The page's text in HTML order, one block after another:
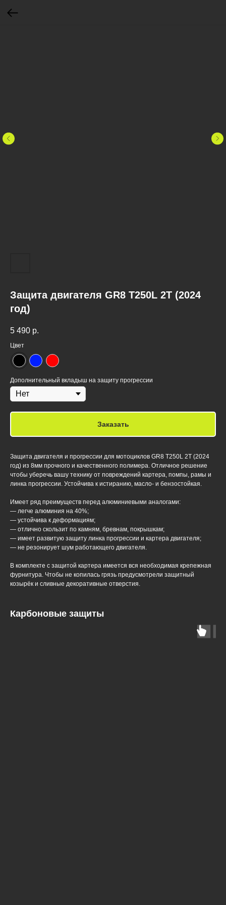
Защита двигателя GR8 T250L 2T (2024
год)
5 490 р.
Цвет
Дополнительный вкладыш на защиту прогрессии
Заказать
Защита двигателя и прогрессии для мотоциклов GR8 T250L 2T (2024
год) из 8мм прочного и качественного полимера. Отличное решение
чтобы уберечь вашу технику от повреждений картера, помпы, рамы и
линка прогрессии. Устойчива к истиранию, масло- и бензостойкая.
Имеет ряд преимуществ перед алюминиевыми аналогами:
— легче алюминия на 40%;
— устойчива к деформациям;
— отлично скользит по камням, бревнам, покрышкам;
— имеет развитую защиту линка прогрессии и картера двигателя;
— не резонирует шум работающего двигателя.
В комплекте с защитой картера имеется вся необходимая крепежная
фурнитура. Чтобы не копилась грязь предусмотрели защитный
козырёк и сливные декоративные отверстия.
Карбоновые защиты